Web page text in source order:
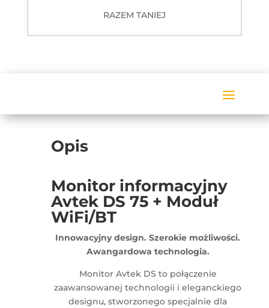
RAZEM TANIEJ
Opis
Monitor informacyjny
Avtek DS 75 + Moduł
WiFi/BT
Innowacyjny design. Szerokie możliwości.
Awangardowa technologia.
Monitor Avtek DS to połączenie
zaawansowanej technologii i eleganckiego
designu, stworzonego specjalnie dla